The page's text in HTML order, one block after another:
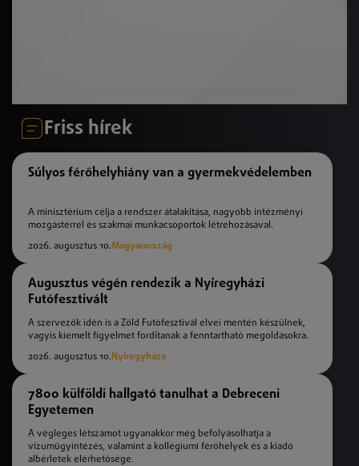
Friss hírek
Súlyos férőhelyhiány van a gyermekvédelemben
A minisztérium célja a rendszer átalakítása, nagyobb intézményi
mozgástérrel és szakmai munkacsoportok létrehozásával.
2026. augusztus 10.Magyarország
Augusztus végén rendezik a Nyíregyházi
Futófesztivált
A szervezők idén is a Zöld Futófesztivál elvei mentén készülnek,
vagyis kiemelt figyelmet fordítanak a fenntartható megoldásokra.
2026. augusztus 10. Nyíregyháza
7800 külföldi hallgató tanulhat a Debreceni
Egyetemen
A végleges létszámot ugyanakkor még befolyásolhatja a
vízumügyintézés, valamint a kollégiumi férőhelyek és a kiadó
albérletek elérhetősége.